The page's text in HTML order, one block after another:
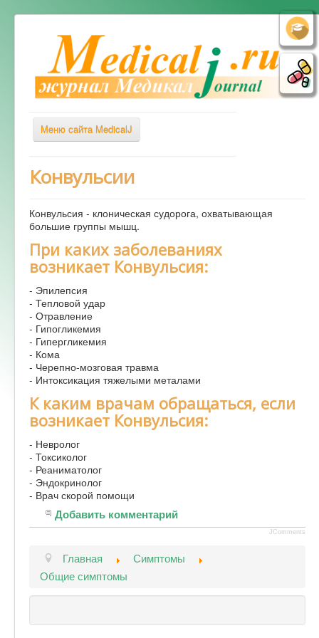
Меню сайта MedicalJ
Весь Медикал
Симптомы
Заболевания
Лечение
Советы врача
Альтернативная медицина
Форум
Конвульсии
Конвульсия - клоническая судорога, охватывающая
большие группы мышц.
При каких заболеваниях
возникает Конвульсия:
- Эпилепсия
- Тепловой удар
- Отравление
- Гипогликемия
- Гипергликемия
- Кома
- Черепно-мозговая травма
- Интоксикация тяжелыми металами
К каким врачам обращаться, если
возникает Конвульсия:
- Невролог
- Токсиколог
- Реаниматолог
- Эндокринолог
- Врач скорой помощи
Добавить комментарий
JComments
Главная
Симптомы
Общие симптомы